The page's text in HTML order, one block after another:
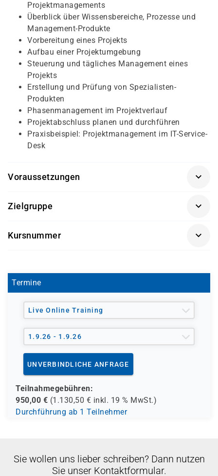
Projektmanagements
Überblick über Wissensbereiche, Prozesse und
Management-Produkte
Vorbereitung eines Projekts
Aufbau einer Projektumgebung
Steuerung und tägliches Management eines
Projekts
Erstellung und Prüfung von Spezialisten-
Produkten
Phasenmanagement im Projektverlauf
Projektabschluss planen und durchführen
Praxisbeispiel: Projektmanagement im IT-Service-
Desk
Voraussetzungen
Keine Vorkenntnisse erforderlich
Zielgruppe
Mitarbeitende in IT-Projekten
Kursnummer
Termine
Live Online Training
1.9.26 - 1.9.26
UNVERBINDLICHE ANFRAGE
Teilnahmegebühren:
950,00 € (1.130,50 € inkl. 19 % MwSt.)
Durchführung ab 1 Teilnehmer
Sie wollen uns lieber schreiben? Dann nutzen
Sie unser Kontaktformular.